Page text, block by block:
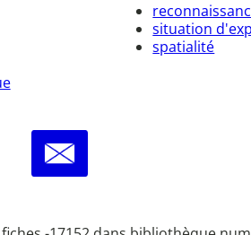
situation
spatialité